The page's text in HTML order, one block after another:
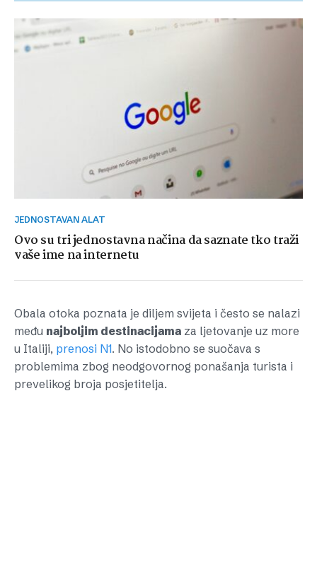
JEDNOSTAVAN ALAT
Ovo su tri jednostavna načina da saznate tko traži
vaše ime na internetu
Obala otoka poznata je diljem svijeta i često se nalazi
među najboljim destinacijama za ljetovanje uz more
u Italiji, prenosi N1. No istodobno se suočava s
problemima zbog neodgovornog ponašanja turista i
prevelikog broja posjetitelja.